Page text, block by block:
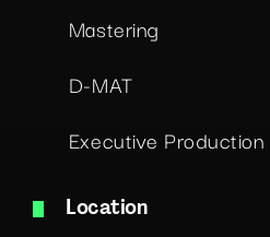
Mastering
D-MAT
Executive Production
Location